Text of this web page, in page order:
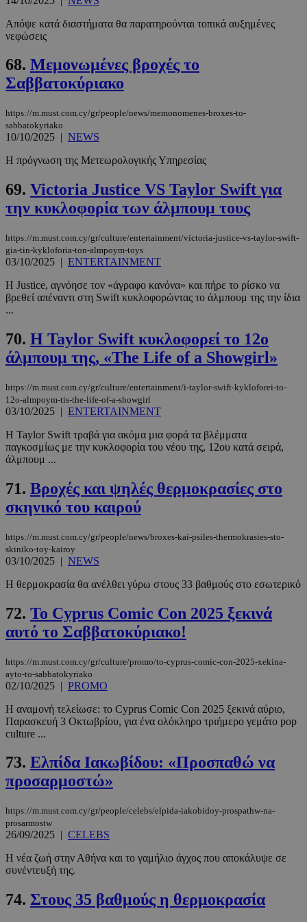
Απόψε κατά διαστήματα θα παρατηρούνται τοπικά αυξημένες
νεφώσεις
68. Μεμονωμένες βροχές το
Σαββατοκύριακο
https://m.must.com.cy/gr/people/news/memonomenes-broxes-to-
sabbatokyriako
10/10/2025 | NEWS
Η πρόγνωση της Μετεωρολογικής Υπηρεσίας
69. Victoria Justice VS Taylor Swift για
την κυκλοφορία των άλμπουμ τους
https://m.must.com.cy/gr/culture/entertainment/victoria-justice-vs-taylor-swift-
gia-tin-kykloforia-ton-almpoym-toys
03/10/2025 | ENTERTAINMENT
Η Justice, αγνόησε τον «άγραφο κανόνα» και πήρε το ρίσκο να
βρεθεί απέναντι στη Swift κυκλοφορώντας το άλμπουμ της την ίδια
...
70. Η Taylor Swift κυκλοφορεί το 12ο
άλμπουμ της, «The Life of a Showgirl»
https://m.must.com.cy/gr/culture/entertainment/i-taylor-swift-kykloforei-to-
12o-almpoym-tis-the-life-of-a-showgirl
03/10/2025 | ENTERTAINMENT
Η Taylor Swift τραβά για ακόμα μια φορά τα βλέμματα
παγκοσμίως με την κυκλοφορία του νέου της, 12ου κατά σειρά,
άλμπουμ ...
71. Βροχές και ψηλές θερμοκρασίες στο
σκηνικό του καιρού
https://m.must.com.cy/gr/people/news/broxes-kai-psiles-thermokrasies-sto-
skiniko-toy-kairoy
03/10/2025 | NEWS
Η θερμοκρασία θα ανέλθει γύρω στους 33 βαθμούς στο εσωτερικό
72. Το Cyprus Comic Con 2025 ξεκινά
αυτό το Σαββατοκύριακο!
https://m.must.com.cy/gr/culture/promo/to-cyprus-comic-con-2025-xekina-
ayto-to-sabbatokyriako
02/10/2025 | PROMO
Η αναμονή τελείωσε: το Cyprus Comic Con 2025 ξεκινά αύριο,
Παρασκευή 3 Οκτωβρίου, για ένα ολόκληρο τριήμερο γεμάτο pop
culture ...
73. Ελπίδα Ιακωβίδου: «Προσπαθώ να
προσαρμοστώ»
https://m.must.com.cy/gr/people/celebs/elpida-iakobidoy-prospathw-na-
prosarmostw
26/09/2025 | CELEBS
Η νέα ζωή στην Αθήνα και το γαμήλιο άγχος που αποκάλυψε σε
συνέντευξή της.
74. Στους 35 βαθμούς η θερμοκρασία